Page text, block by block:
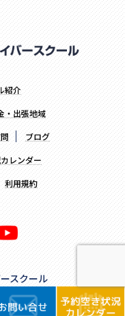
紹介
・出張地域
ブログ
レンダー
利用規約
スクール